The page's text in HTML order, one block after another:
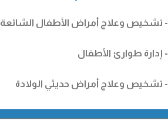
- تشخيص وعلاج أمراض الأطفال الشائعة
- إدارة طوارئ الأطفال
- تشخيص وعلاج أمراض حديثي الولادة